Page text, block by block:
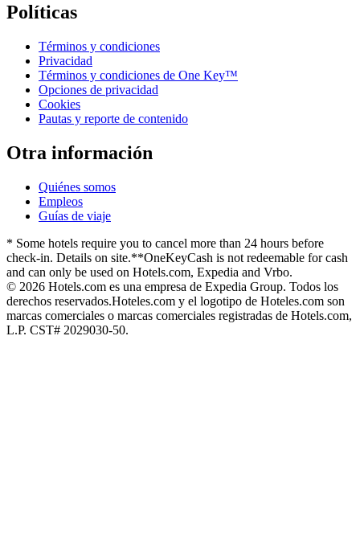
Políticas
Términos y condiciones
Privacidad
Términos y condiciones de One Key™
Opciones de privacidad
Cookies
Pautas y reporte de contenido
Otra información
Quiénes somos
Empleos
Guías de viaje
* Some hotels require you to cancel more than 24 hours before
check-in. Details on site.**OneKeyCash is not redeemable for cash
and can only be used on Hotels.com, Expedia and Vrbo.
© 2026 Hotels.com es una empresa de Expedia Group. Todos los
derechos reservados.Hoteles.com y el logotipo de Hoteles.com son
marcas comerciales o marcas comerciales registradas de Hotels.com,
L.P. CST# 2029030-50.